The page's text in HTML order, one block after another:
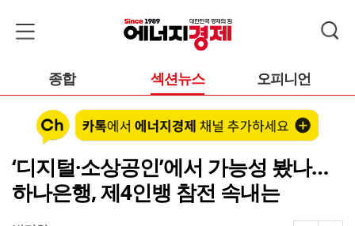
종합 섹션뉴스 오피니언
‘디지털·소상공인’에서 가능성 봤나…
하나은행, 제4인뱅 참전 속내는